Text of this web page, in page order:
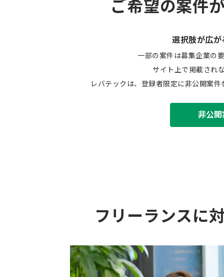
ご希望の案件
選択肢が広が
一部の案件は募集企業の
サイト上で掲載され
レバテックは、登録者限定に非公開案
非公
フリーランスに